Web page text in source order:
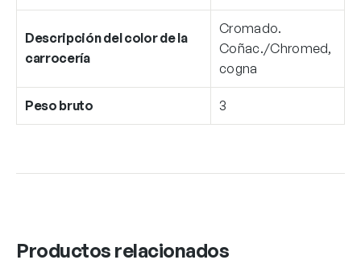
Descripción del color de la
carrocería
Cromado.
Coñac./Chromed,
cogna
Peso bruto 3
Productos relacionados